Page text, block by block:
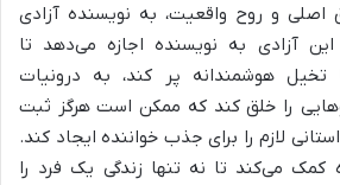
اصلی و روح واقعیت، به نویسنده آزادی
آزادی به نویسنده اجازه می‌دهد تا
تخیل هوشمندانه پر کند، به درونیات
را خلق کند که ممکن است هرگز ثبت
لازم را برای جذب خواننده ایجاد کند.
کمک می‌کند تا نه تنها زندگی یک فرد را